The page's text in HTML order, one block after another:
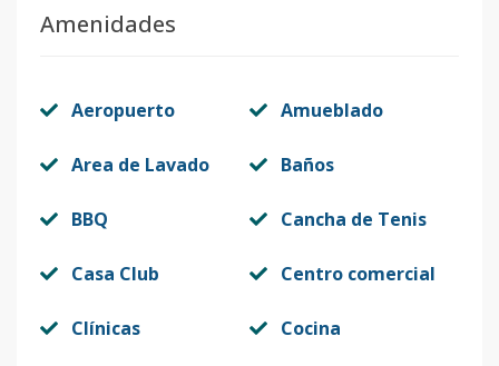
Amenidades
Aeropuerto Amueblado
Area de Lavado Baños
BBQ Cancha de Tenis
Casa Club Centro comercial
Clínicas Cocina